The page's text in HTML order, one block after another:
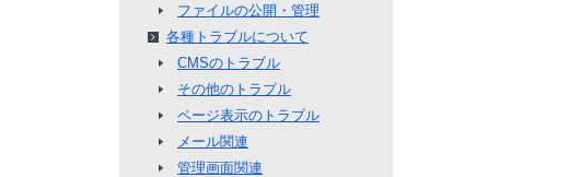
ファイルの公開・管理
各種トラブルについて
CMSのトラブル
その他のトラブル
ページ表示のトラブル
メール関連
管理画面関連